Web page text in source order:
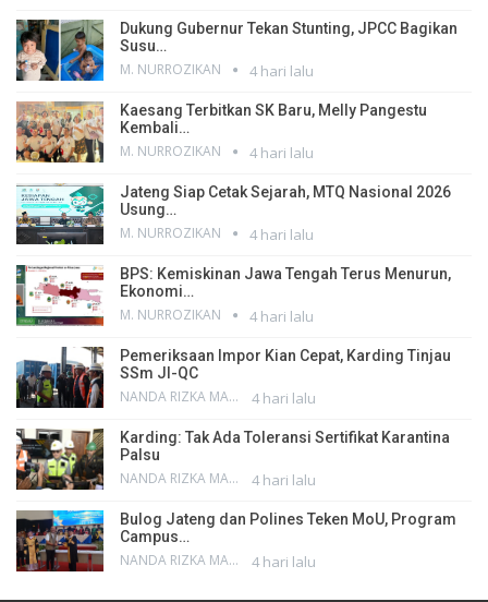
Dukung Gubernur Tekan Stunting, JPCC Bagikan
Susu…
M. NURROZIKAN 4 hari lalu
Kaesang Terbitkan SK Baru, Melly Pangestu
Kembali…
M. NURROZIKAN 4 hari lalu
Jateng Siap Cetak Sejarah, MTQ Nasional 2026
Usung…
M. NURROZIKAN 4 hari lalu
BPS: Kemiskinan Jawa Tengah Terus Menurun,
Ekonomi…
M. NURROZIKAN 4 hari lalu
Pemeriksaan Impor Kian Cepat, Karding Tinjau
SSm JI-QC
NANDA RIZKA MAHENDRA 4 hari lalu
Karding: Tak Ada Toleransi Sertifikat Karantina
Palsu
NANDA RIZKA MAHENDRA 4 hari lalu
Bulog Jateng dan Polines Teken MoU, Program
Campus…
NANDA RIZKA MAHENDRA 4 hari lalu